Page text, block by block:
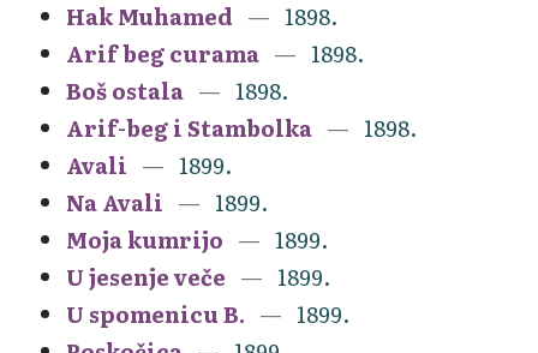
Hak Muhamed
1898.
Arif beg curama
1898.
Boš ostala
1898.
Arif-beg i Stambolka
1898.
Avali
1899.
Na Avali
1899.
Moja kumrijo
1899.
U jesenje veče
1899.
U spomenicu B.
1899.